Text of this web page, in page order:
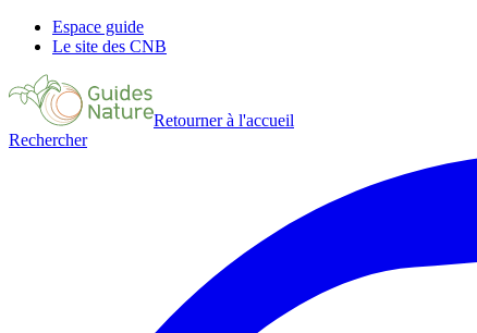
Espace guide
Le site des CNB
Retourner à l'accueil
Rechercher